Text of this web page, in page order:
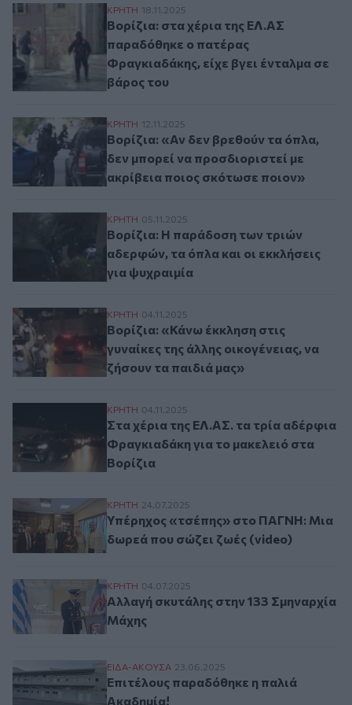
Βορίζια: στα χέρια της ΕΛ.ΑΣ
ΚΡΗΤΗ 18.11.2025
Βορίζια: στα χέρια της ΕΛ.ΑΣ
παραδόθηκε ο πατέρας
Φραγκιαδάκης, είχε βγει ένταλμα σε
βάρος του
Βορίζια: «Αν δεν βρεθούν τα όπλα, δεν
ΚΡΗΤΗ 12.11.2025
Βορίζια: «Αν δεν βρεθούν τα όπλα,
δεν μπορεί να προσδιοριστεί με
ακρίβεια ποιος σκότωσε ποιον»
Βορίζια: Η παράδοση των τριών αδερφών,
ΚΡΗΤΗ 05.11.2025
Βορίζια: Η παράδοση των τριών
αδερφών, τα όπλα και οι εκκλήσεις
για ψυχραιμία
Βορίζια: «Κάνω έκκληση στις γυναίκες
ΚΡΗΤΗ 04.11.2025
Βορίζια: «Κάνω έκκληση στις
γυναίκες της άλλης οικογένειας, να
ζήσουν τα παιδιά μας»
Στα χέρια της ΕΛ.ΑΣ. τα τρία αδέρφια
ΚΡΗΤΗ 04.11.2025
Στα χέρια της ΕΛ.ΑΣ. τα τρία αδέρφια
Φραγκιαδάκη για το μακελειό στα
Βορίζια
Υπέρηχος «τσέπης» στο ΠΑΓΝΗ: Μια
ΚΡΗΤΗ 24.07.2025
Υπέρηχος «τσέπης» στο ΠΑΓΝΗ: Μια
δωρεά που σώζει ζωές (video)
Αλλαγή σκυτάλης στην 133 Σμηναρχία
ΚΡΗΤΗ 04.07.2025
Αλλαγή σκυτάλης στην 133 Σμηναρχία
Μάχης
Επιτέλους παραδόθηκε η παλιά Ακαδημία!
ΕΙΔΑ-ΑΚΟΥΣΑ 23.06.2025
Επιτέλους παραδόθηκε η παλιά
Ακαδημία!